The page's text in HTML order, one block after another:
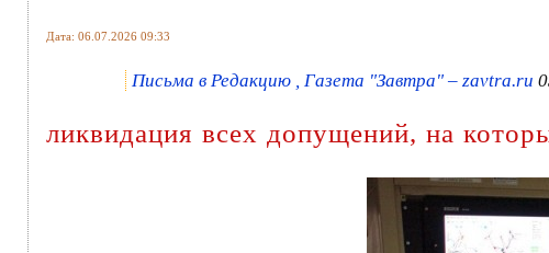
Дата: 06.07.2026 09:33
Письма в Редакцию , Газета "Завтра" – zavtra.ru
ликвидация всех допущений, на